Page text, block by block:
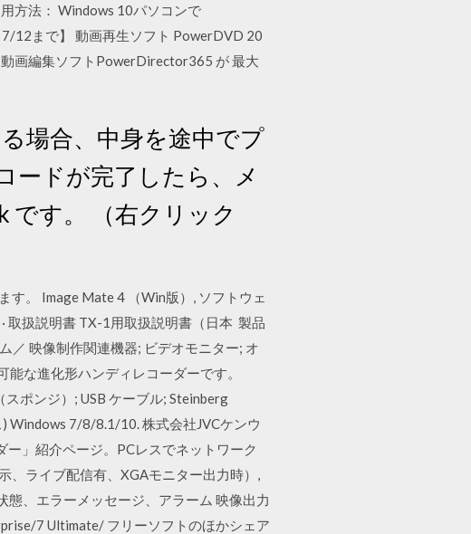
方法： Windows 10パソコンで
12まで】 動画再生ソフト PowerDVD 20
画編集ソフトPowerDirector365 が 最大
場合、中身を途中でプ
ードが完了したら、メ
です。 （右クリック
。 Image Mate 4 （Win版）, ソフトウェ
取扱説明書 TX-1用取扱説明書（日本 製品
／ 映像制作関連機器; ビデオモニター; オ
な進化形ハンディレコーダーです。
ポンジ）; USB ケーブル; Steinberg
Windows 7/8/8.1/10. 株式会社JVCケンウ
」紹介ページ。PCレスでネットワーク
、ライブ配信有、XGAモニター出力時）,
、エラーメッセージ、アラーム 映像出力
7 Ultimate/ フリーソフトのほかシェア